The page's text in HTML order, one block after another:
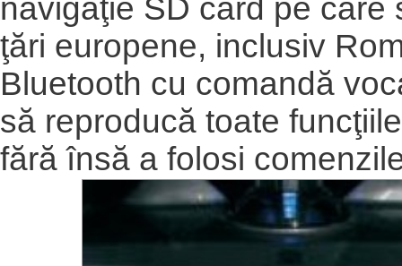
navigaţie SD card pe care
ţări europene, inclusiv
Bluetooth cu comandă
să reproducă toate
fără însă a folosi